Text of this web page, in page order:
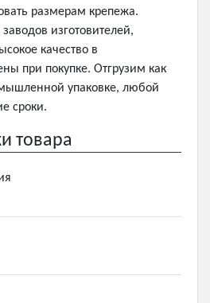
размерам крепежа.
изготовителей,
качество в
при покупке. Отгрузим как
упаковке, любой
сроки.
товара